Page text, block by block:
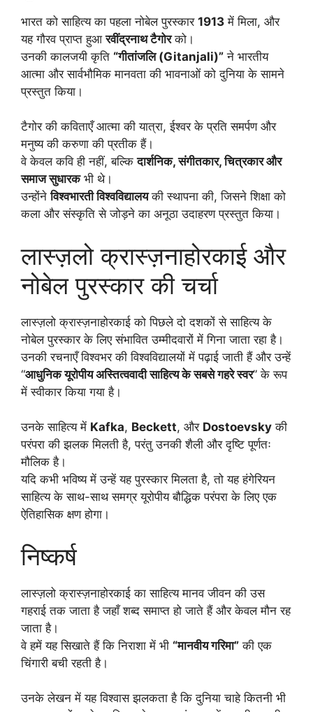
भारत को साहित्य का पहला नोबेल पुरस्कार 1913 में मिला, और
यह गौरव प्राप्त हुआरवींद्रनाथ टैगोरको।
उनकी कालजयी कृति “गीतांजलि (Gitanjali)” ने भारतीय
आत्मा और सार्वभौमिक मानवता की भावनाओं को दुनिया के सामने
प्रस्तुत किया।
टैगोर की कविताएँ आत्मा की यात्रा, ईश्वर के प्रति समर्पण और
मनुष्य की करुणा की प्रतीक हैं।
वे केवल कवि ही नहीं, बल्किदार्शनिक, संगीतकार, चित्रकार और
समाज सुधारकभी थे।
उन्होंनेविश्वभारती विश्वविद्यालयकी स्थापना की, जिसने शिक्षा को
कला और संस्कृति से जोड़ने का अनूठा उदाहरण प्रस्तुत किया।
लास्ज़लो क्रास्ज़नाहोरकाई और
नोबेल पुरस्कार की चर्चा
लास्ज़लो क्रास्ज़नाहोरकाई को पिछले दो दशकों से साहित्य के
नोबेल पुरस्कार के लिए संभावित उम्मीदवारों में गिना जाता रहा है।
उनकी रचनाएँ विश्वभर की विश्वविद्यालयों में पढ़ाई जाती हैं और उन्हें
“आधुनिक यूरोपीय अस्तित्ववादी साहित्य के सबसे गहरे स्वर” के रूप
में स्वीकार किया गया है।
उनके साहित्य में Kafka, Beckett, और Dostoevsky की
परंपरा की झलक मिलती है, परंतु उनकी शैली और दृष्टि पूर्णतः
मौलिक है।
यदि कभी भविष्य में उन्हें यह पुरस्कार मिलता है, तो यह हंगेरियन
साहित्य के साथ-साथ समग्र यूरोपीय बौद्धिक परंपरा के लिए एक
ऐतिहासिक क्षण होगा।
निष्कर्ष
लास्ज़लो क्रास्ज़नाहोरकाई का साहित्य मानव जीवन की उस
गहराई तक जाता है जहाँ शब्द समाप्त हो जाते हैं और केवल मौन रह
जाता है।
वे हमें यह सिखाते हैं कि निराशा में भी “मानवीय गरिमा” की एक
चिंगारी बची रहती है।
उनके लेखन में यह विश्वास झलकता है कि दुनिया चाहे कितनी भी